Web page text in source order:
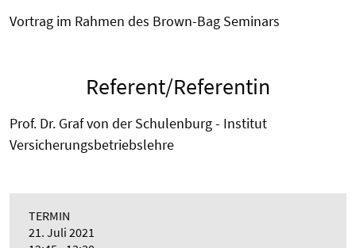
Vortrag im Rahmen des Brown-Bag Seminars
Referent/Referentin
Prof. Dr. Graf von der Schulenburg - Institut
Versicherungsbetriebslehre
TERMIN
21. Juli 2021